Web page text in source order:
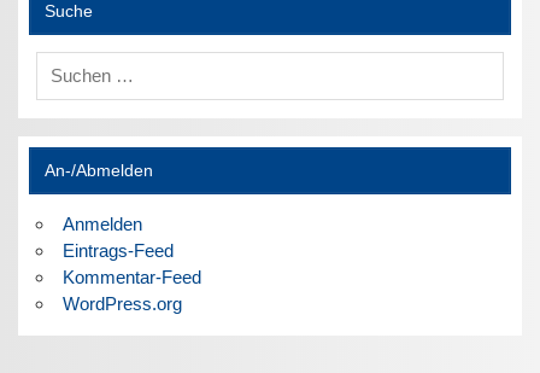
Suche
An-/Abmelden
Anmelden
Eintrags-Feed
Kommentar-Feed
WordPress.org